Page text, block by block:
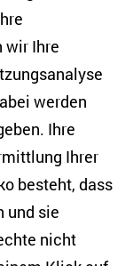
wir Ihre
werden
Ihre
Ihrer
besteht, dass
und sie
nicht